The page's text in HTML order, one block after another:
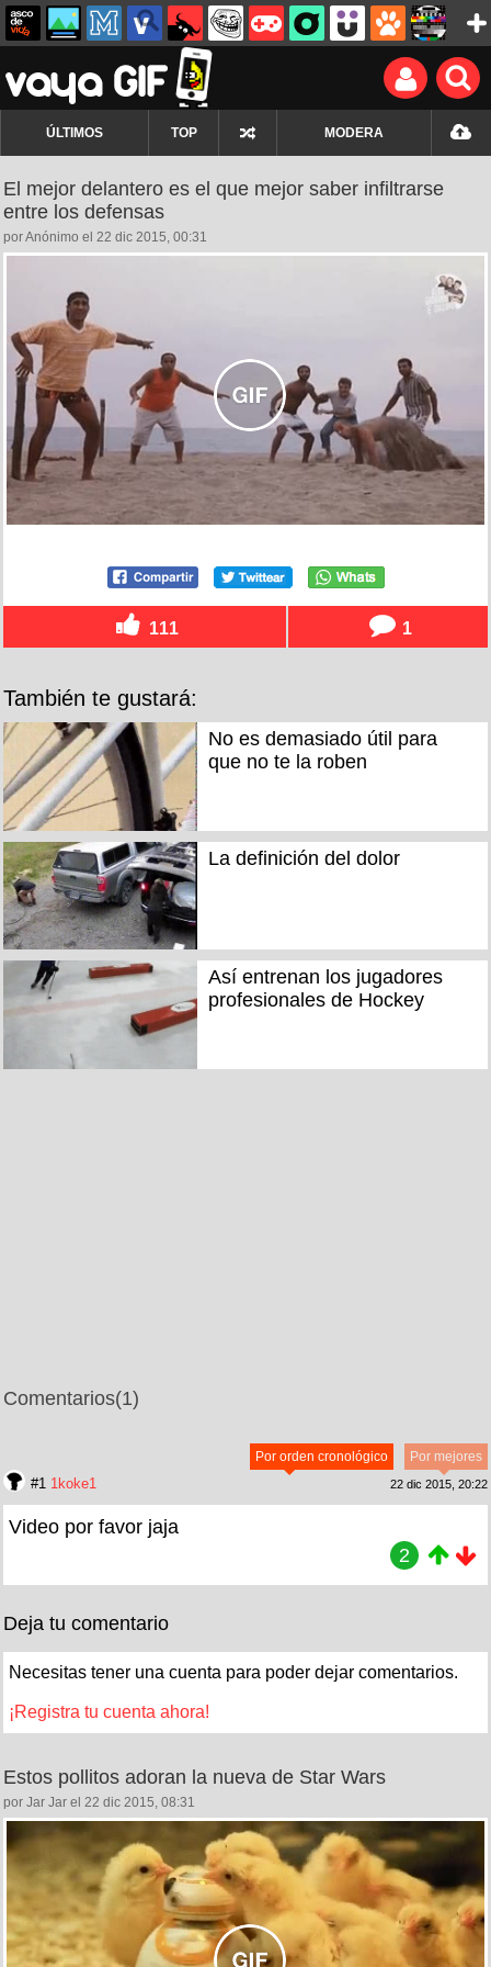
ÚLTIMOS TOP MODERA
El mejor delantero es el que mejor saber infiltrarse
entre los defensas
por Anónimo el 22 dic 2015, 00:31
111 1
También te gustará:
No es demasiado útil para
que no te la roben
La definición del dolor
Así entrenan los jugadores
profesionales de Hockey
Comentarios(1)
Por mejores
Por orden cronológico
#1 1koke1 22 dic 2015, 20:22
Video por favor jaja
2
Deja tu comentario
Necesitas tener una cuenta para poder dejar comentarios.
¡Registra tu cuenta ahora!
Estos pollitos adoran la nueva de Star Wars
por Jar Jar el 22 dic 2015, 08:31